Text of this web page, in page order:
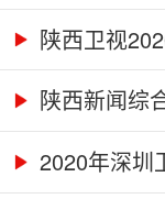
陕西卫视
陕西新闻综
2020年深圳